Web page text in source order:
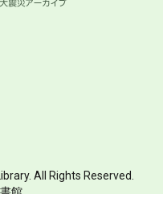
All Rights Reserved.